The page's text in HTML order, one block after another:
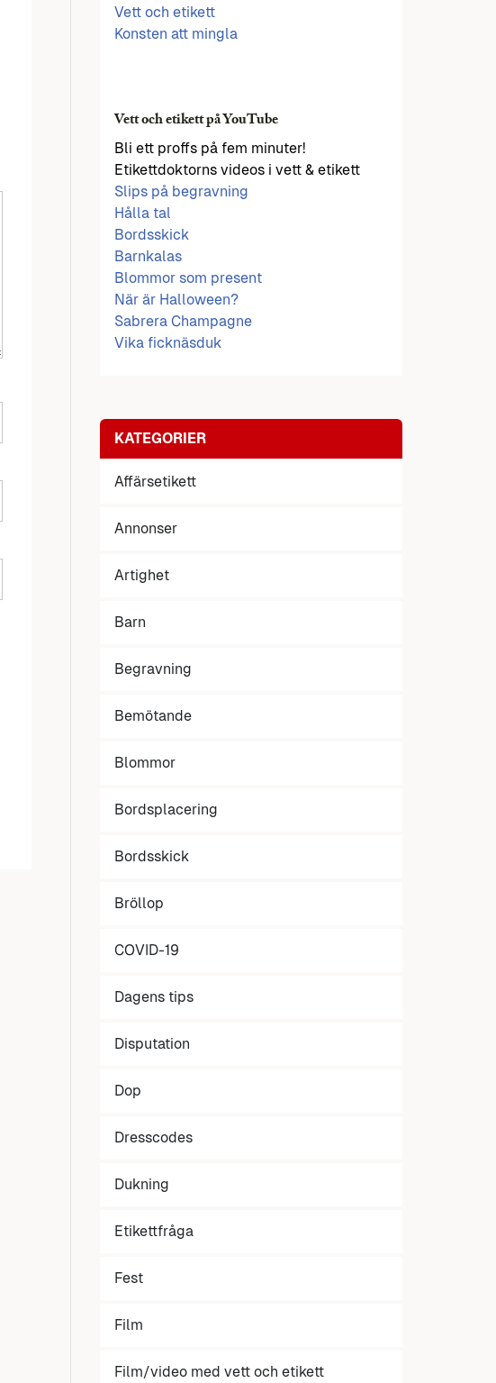
Vett och etikett
Konsten att mingla
Vett och etikett på YouTube
Bli ett proffs på fem minuter!
Etikettdoktorns videos i vett & etikett
Slips på begravning
Hålla tal
Bordsskick
Barnkalas
Blommor som present
När är Halloween?
Sabrera Champagne
Vika ficknäsduk
KATEGORIER
Affärsetikett
Annonser
Artighet
Barn
Begravning
Bemötande
Blommor
Bordsplacering
Bordsskick
Bröllop
COVID-19
Dagens tips
Disputation
Dop
Dresscodes
Dukning
Etikettfråga
Fest
Film
Film/video med vett och etikett